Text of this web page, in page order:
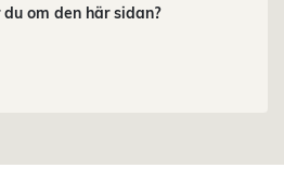
om den här sidan?